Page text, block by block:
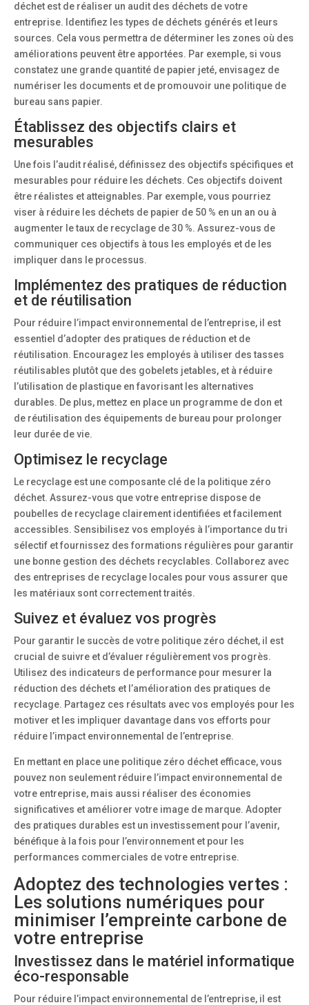
déchet est de réaliser un audit des déchets de votre
entreprise. Identifiez les types de déchets générés et leurs
sources. Cela vous permettra de déterminer les zones où des
améliorations peuvent être apportées. Par exemple, si vous
constatez une grande quantité de papier jeté, envisagez de
numériser les documents et de promouvoir une politique de
bureau sans papier.
Établissez des objectifs clairs et
mesurables
Une fois l’audit réalisé, définissez des objectifs spécifiques et
mesurables pour réduire les déchets. Ces objectifs doivent
être réalistes et atteignables. Par exemple, vous pourriez
viser à réduire les déchets de papier de 50 % en un an ou à
augmenter le taux de recyclage de 30 %. Assurez-vous de
communiquer ces objectifs à tous les employés et de les
impliquer dans le processus.
Implémentez des pratiques de réduction
et de réutilisation
Pour réduire l’impact environnemental de l’entreprise, il est
essentiel d’adopter des pratiques de réduction et de
réutilisation. Encouragez les employés à utiliser des tasses
réutilisables plutôt que des gobelets jetables, et à réduire
l’utilisation de plastique en favorisant les alternatives
durables. De plus, mettez en place un programme de don et
de réutilisation des équipements de bureau pour prolonger
leur durée de vie.
Optimisez le recyclage
Le recyclage est une composante clé de la politique zéro
déchet. Assurez-vous que votre entreprise dispose de
poubelles de recyclage clairement identifiées et facilement
accessibles. Sensibilisez vos employés à l’importance du tri
sélectif et fournissez des formations régulières pour garantir
une bonne gestion des déchets recyclables. Collaborez avec
des entreprises de recyclage locales pour vous assurer que
les matériaux sont correctement traités.
Suivez et évaluez vos progrès
Pour garantir le succès de votre politique zéro déchet, il est
crucial de suivre et d’évaluer régulièrement vos progrès.
Utilisez des indicateurs de performance pour mesurer la
réduction des déchets et l’amélioration des pratiques de
recyclage. Partagez ces résultats avec vos employés pour les
motiver et les impliquer davantage dans vos efforts pour
réduire l’impact environnemental de l’entreprise.
En mettant en place une politique zéro déchet efficace, vous
pouvez non seulement réduire l’impact environnemental de
votre entreprise, mais aussi réaliser des économies
significatives et améliorer votre image de marque. Adopter
des pratiques durables est un investissement pour l’avenir,
bénéfique à la fois pour l’environnement et pour les
performances commerciales de votre entreprise.
Adoptez des technologies vertes :
Les solutions numériques pour
minimiser l’empreinte carbone de
votre entreprise
Investissez dans le matériel informatique
éco-responsable
Pour réduire l’impact environnemental de l’entreprise, il est